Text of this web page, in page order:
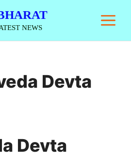
NEWS
Devta
Devta